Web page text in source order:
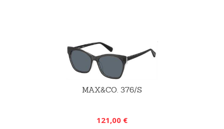
MAX&CO. 376/S
121,00 €